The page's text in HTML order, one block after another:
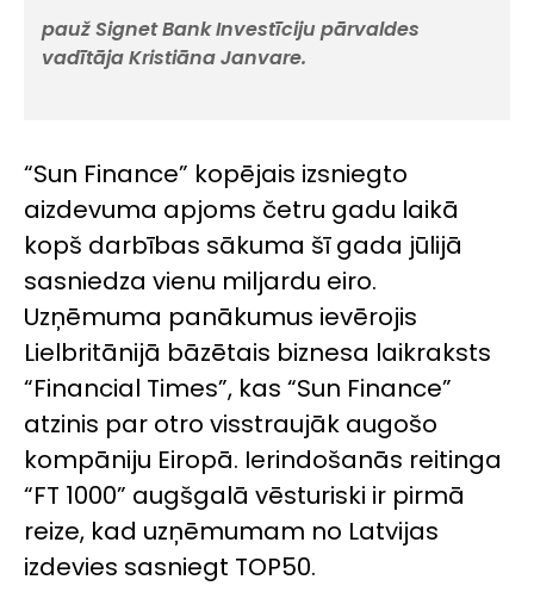
pauž Signet Bank Investīciju pārvaldes
vadītāja Kristiāna Janvare.
“Sun Finance” kopējais izsniegto
aizdevuma apjoms četru gadu laikā
kopš darbības sākuma šī gada jūlijā
sasniedza vienu miljardu eiro.
Uzņēmuma panākumus ievērojis
Lielbritānijā bāzētais biznesa laikraksts
“Financial Times”, kas “Sun Finance”
atzinis par otro visstraujāk augošo
kompāniju Eiropā. Ierindošanās reitinga
“FT 1000” augšgalā vēsturiski ir pirmā
reize, kad uzņēmumam no Latvijas
izdevies sasniegt TOP50.